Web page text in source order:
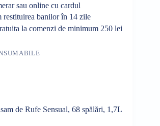
sau online cu cardul
restituirea banilor în 14 zile
la comenzi de minimum 250 lei
de Rufe Sensual, 68 spălări, 1,7L